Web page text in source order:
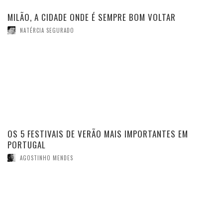
MILÃO, A CIDADE ONDE É SEMPRE BOM VOLTAR
NATÉRCIA SEGURADO
OS 5 FESTIVAIS DE VERÃO MAIS IMPORTANTES EM
PORTUGAL
AGOSTINHO MENDES